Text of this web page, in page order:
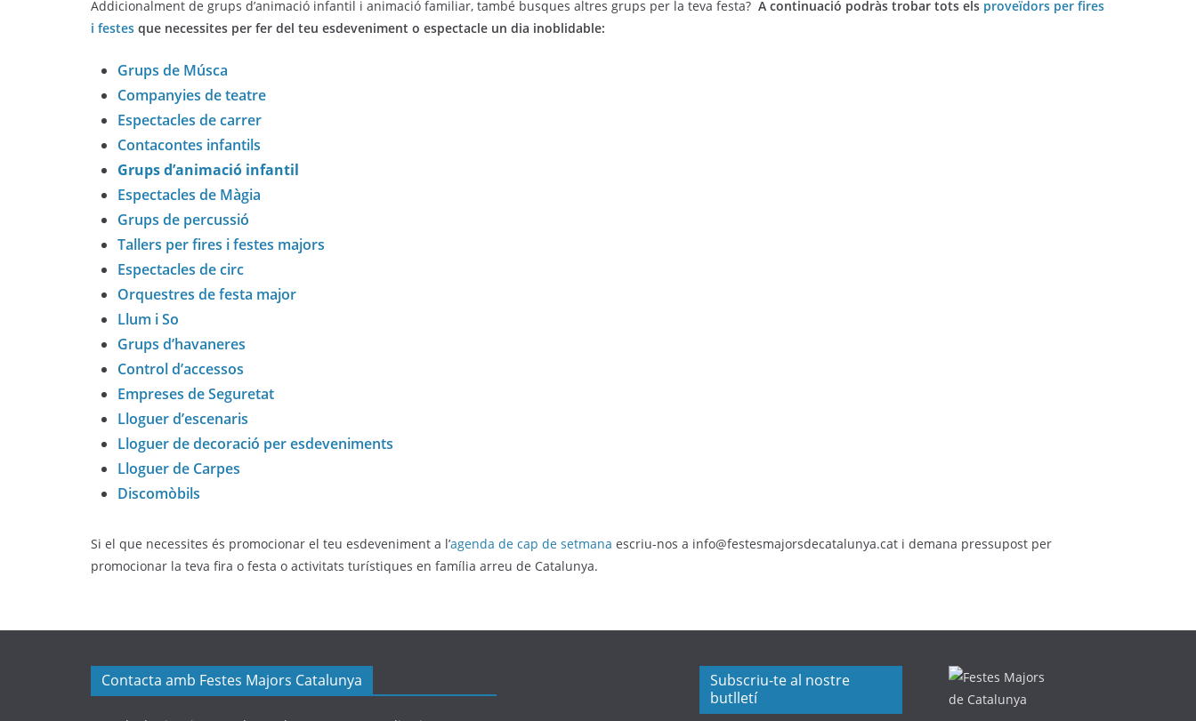
Addicionalment de grups d’animació infantil i animació familiar, també busques altres grups per la teva festa? A continuació podràs trobar tots els proveïdors per fires
i festes que necessites per fer del teu esdeveniment o espectacle un dia inoblidable:
Grups de Músca
Companyies de teatre
Espectacles de carrer
Contacontes infantils
Grups d’animació infantil
Espectacles de Màgia
Grups de percussió
Tallers per fires i festes majors
Espectacles de circ
Orquestres de festa major
Llum i So
Grups d’havaneres
Control d’accessos
Empreses de Seguretat
Lloguer d’escenaris
Lloguer de decoració per esdeveniments
Lloguer de Carpes
Discomòbils
Si el que necessites és promocionar el teu esdeveniment a l’agenda de cap de setmana escriu-nos a info@festesmajorsdecatalunya.cat i demana pressupost per
promocionar la teva fira o festa o activitats turístiques en família arreu de Catalunya.
Contacta amb Festes Majors Catalunya
Subscriu-te al nostre
butlletí